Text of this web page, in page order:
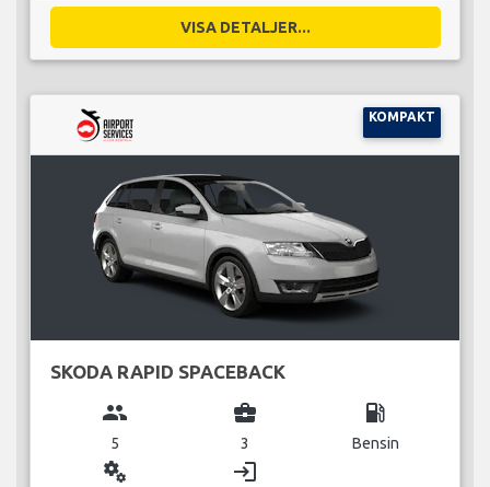
VISA DETALJER...
KOMPAKT
SKODA RAPID SPACEBACK
group
5
business_center
3
local_gas_station
Bensin
miscellaneous_services login